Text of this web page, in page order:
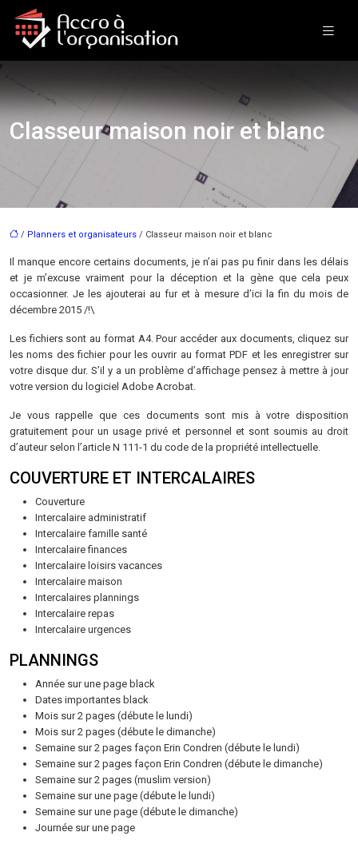
Classeur maison noir et blanc
/ Planners et organisateurs / Classeur maison noir et blanc
Il manque encore certains documents, je n’ai pas pu finir dans les délais
et je m’excuse vraiment pour la déception et la gène que cela peux
occasionner. Je les ajouterai au fur et à mesure d’ici la fin du mois de
décembre 2015 /!\
Les fichiers sont au format A4. Pour accéder aux documents, cliquez sur
les noms des fichier pour les ouvrir au format PDF et les enregistrer sur
votre disque dur. S’il y a un problème d’affichage pensez à mettre à jour
votre version du logiciel Adobe Acrobat.
Je vous rappelle que ces documents sont mis à votre disposition
gratuitement pour un usage privé et personnel et sont soumis au droit
d’auteur selon l’article N 111-1 du code de la propriété intellectuelle.
COUVERTURE ET INTERCALAIRES
Couverture
Intercalaire administratif
Intercalaire famille santé
Intercalaire finances
Intercalaire loisirs vacances
Intercalaire maison
Intercalaires plannings
Intercalaire repas
Intercalaire urgences
PLANNINGS
Année sur une page black
Dates importantes black
Mois sur 2 pages (débute le lundi)
Mois sur 2 pages (débute le dimanche)
Semaine sur 2 pages façon Erin Condren (débute le lundi)
Semaine sur 2 pages façon Erin Condren (débute le dimanche)
Semaine sur 2 pages (muslim version)
Semaine sur une page (débute le lundi)
Semaine sur une page (débute le dimanche)
Journée sur une page